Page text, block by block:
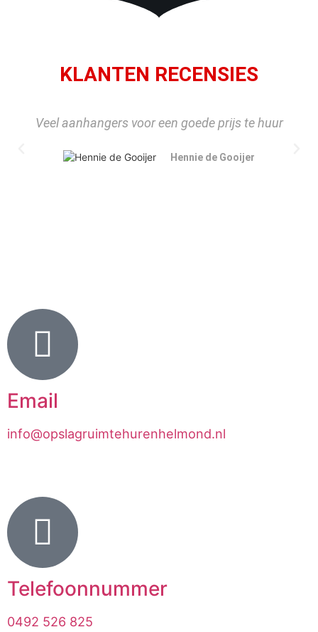
KLANTEN RECENSIES
Veel aanhangers voor een goede prijs te huur
Hennie de Gooijer
Email
info@opslagruimtehurenhelmond.nl
Telefoonnummer
0492 526 825